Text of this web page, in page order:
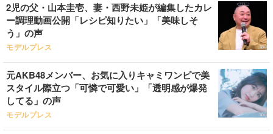
2児の父・山本圭壱、妻・西野未姫が編集したカレ
ー調理動画公開「レシピ知りたい」「美味しそ
う」の声
モデルプレス
元AKB48メンバー、お気に入りキャミワンピで美
スタイル際立つ「可憐で可愛い」「透明感が爆発
してる」の声
モデルプレス